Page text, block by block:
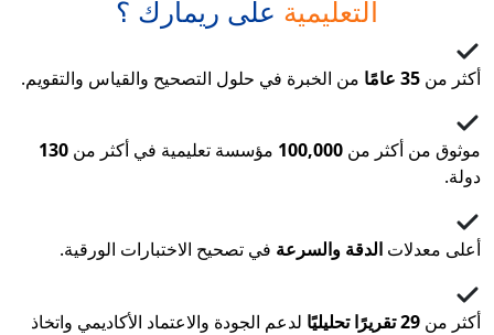
التعليمية على ريمارك ؟
أكثر من 35 عامًا من الخبرة في حلول التصحيح والقياس والتقويم.
موثوق من أكثر من 100,000 مؤسسة تعليمية في أكثر من 130
دولة.
أعلى معدلات الدقة والسرعة في تصحيح الاختبارات الورقية.
أكثر من 29 تقريرًا تحليليًا
لدعم الجودة والاعتماد الأكاديمي واتخاذ